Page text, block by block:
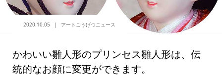
2020.10.05 アートこうげつニュース
かわいい雛人形のプリンセス雛人形は、伝
統的なお顔に変更ができます。